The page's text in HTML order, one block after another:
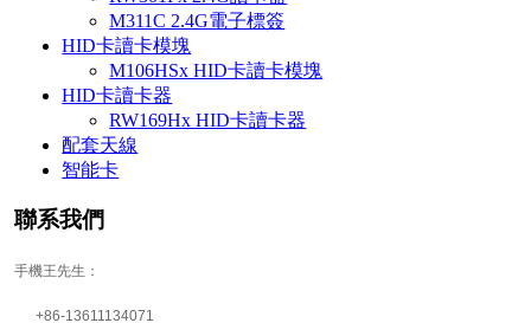
M311C 2.4G電子標簽
HID卡讀卡模塊
M106HSx HID卡讀卡模塊
HID卡讀卡器
RW169Hx HID卡讀卡器
配套天線
智能卡
聯系我們
手機王先生：
+86-13611134071